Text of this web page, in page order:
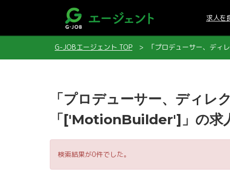
求人を
G-JOBエージェント TOP 「プロデューサー、デ
「プロデューサー、ディレ
「['MotionBuilder']」の求
検索結果が0件でした。